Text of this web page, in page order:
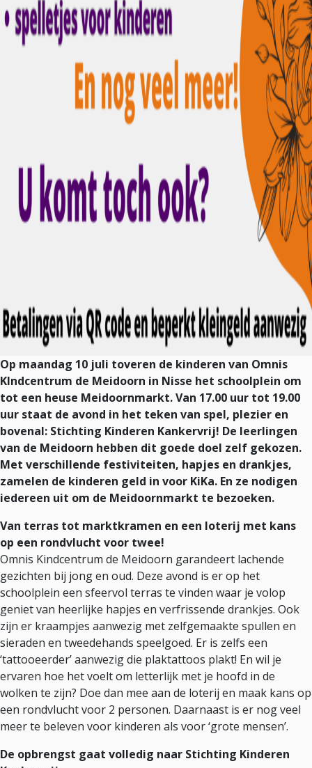
Op maandag 10 juli toveren de kinderen van Omnis
KIndcentrum de Meidoorn in Nisse het schoolplein om
tot een heuse Meidoornmarkt. Van 17.00 uur tot 19.00
uur staat de avond in het teken van spel, plezier en
bovenal: Stichting Kinderen Kankervrij! De leerlingen
van de Meidoorn hebben dit goede doel zelf gekozen.
Met verschillende festiviteiten, hapjes en drankjes,
zamelen de kinderen geld in voor KiKa. En ze nodigen
iedereen uit om de Meidoornmarkt te bezoeken.
Van terras tot marktkramen en een loterij met kans
op een rondvlucht voor twee!
Omnis Kindcentrum de Meidoorn garandeert lachende
gezichten bij jong en oud. Deze avond is er op het
schoolplein een sfeervol terras te vinden waar je volop
geniet van heerlijke hapjes en verfrissende drankjes. Ook
zijn er kraampjes aanwezig met zelfgemaakte spullen en
sieraden en tweedehands speelgoed. Er is zelfs een
‘tattooeerder’ aanwezig die plaktattoos plakt! En wil je
ervaren hoe het voelt om letterlijk met je hoofd in de
wolken te zijn? Doe dan mee aan de loterij en maak kans op
een rondvlucht voor 2 personen. Daarnaast is er nog veel
meer te beleven voor kinderen als voor ‘grote mensen’.
De opbrengst gaat volledig naar Stichting Kinderen